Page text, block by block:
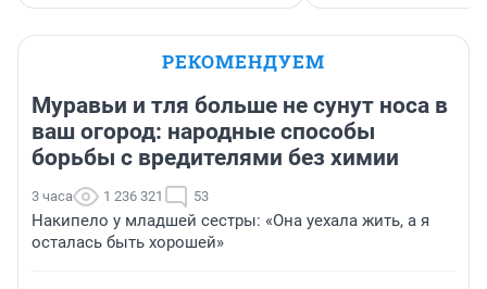
РЕКОМЕНДУЕМ
Муравьи и тля больше не сунут носа в
ваш огород: народные способы
борьбы с вредителями без химии
3 часа 1 236 321 53
Накипело у младшей сестры: «Она уехала жить, а я
осталась быть хорошей»